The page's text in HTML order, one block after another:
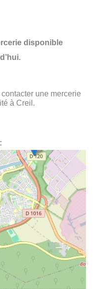
disponible
une mercerie
à Creil.